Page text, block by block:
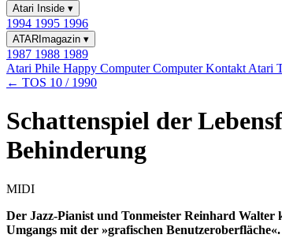
Atari Inside ▾
1994 1995 1996
ATARImagazin ▾
1987 1988 1989
Atari Phile Happy ComputerComputer Kontakt Atari
← TOS 10 / 1990
Schattenspiel der
Behinderung
MIDI
Der Jazz-Pianist und Tonmeister Reinhard Walter
Umgangs mit der »grafischen